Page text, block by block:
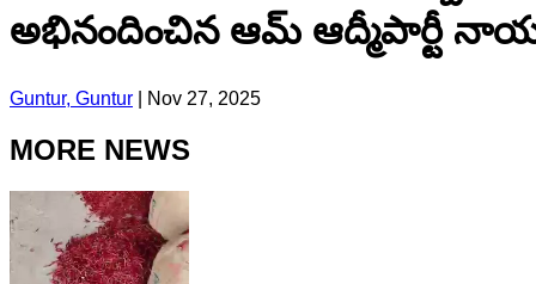
అభినందించిన ఆమ్ ఆద్మీపార్టీ
Guntur, Guntur Nov 27, 2025
MORE NEWS